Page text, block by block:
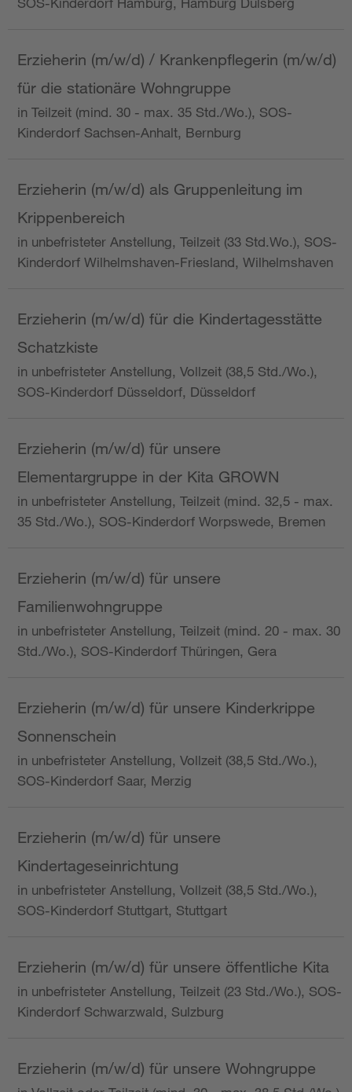
Erzieherin (m/w/d) / Krankenpflegerin (m/w/d)
für die stationäre Wohngruppe
in Teilzeit (mind. 30 - max. 35 Std./Wo.), SOS-
Kinderdorf Sachsen-Anhalt, Bernburg
Erzieherin (m/w/d) als Gruppenleitung im
Krippenbereich
in unbefristeter Anstellung, Teilzeit (33 Std.Wo.), SOS-
Kinderdorf Wilhelmshaven-Friesland, Wilhelmshaven
Erzieherin (m/w/d) für die Kindertagesstätte
Schatzkiste
in unbefristeter Anstellung, Vollzeit (38,5 Std./Wo.),
SOS-Kinderdorf Düsseldorf, Düsseldorf
Erzieherin (m/w/d) für unsere
Elementargruppe in der Kita GROWN
in unbefristeter Anstellung, Teilzeit (mind. 32,5 - max.
35 Std./Wo.), SOS-Kinderdorf Worpswede, Bremen
Erzieherin (m/w/d) für unsere
Familienwohngruppe
in unbefristeter Anstellung, Teilzeit (mind. 20 - max. 30
Std./Wo.), SOS-Kinderdorf Thüringen, Gera
Erzieherin (m/w/d) für unsere Kinderkrippe
Sonnenschein
in unbefristeter Anstellung, Vollzeit (38,5 Std./Wo.),
SOS-Kinderdorf Saar, Merzig
Erzieherin (m/w/d) für unsere
Kindertageseinrichtung
in unbefristeter Anstellung, Vollzeit (38,5 Std./Wo.),
SOS-Kinderdorf Stuttgart, Stuttgart
Erzieherin (m/w/d) für unsere öffentliche Kita
in unbefristeter Anstellung, Teilzeit (23 Std./Wo.), SOS-
Kinderdorf Schwarzwald, Sulzburg
Erzieherin (m/w/d) für unsere Wohngruppe